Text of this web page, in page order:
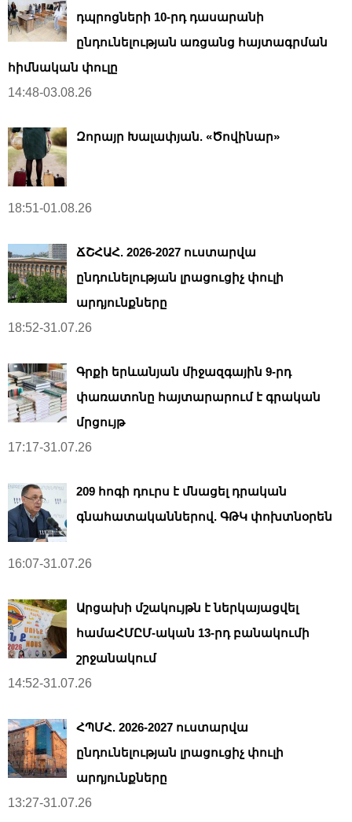
դպրոցների 10-րդ դասարանի
ընդունելության առցանց հայտագրման
հիմնական փուլը
14:48-03.08.26
Զորայր Խալափյան. «Ծովինար»
18:51-01.08.26
ՃՇՀԱՀ. 2026-2027 ուստարվա
ընդունելության լրացուցիչ փուլի
արդյունքները
18:52-31.07.26
Գրքի երևանյան միջազգային 9-րդ
փառատոնը հայտարարում է գրական
մրցույթ
17:17-31.07.26
209 հոգի դուրս է մնացել դրական
գնահատականներով. ԳԹԿ փոխտնօրեն
16:07-31.07.26
Արցախի մշակույթն է ներկայացվել
համաՀՄԸՄ-ական 13-րդ բանակումի
շրջանակում
14:52-31.07.26
ՀՊՄՀ. 2026-2027 ուստարվա
ընդունելության լրացուցիչ փուլի
արդյունքները
13:27-31.07.26